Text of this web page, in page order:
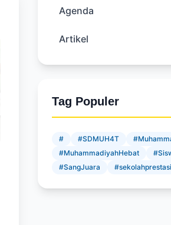
Agenda
Artikel
Tag Populer
# #SDMUH4T
#MuhammadiyahHebat
#SangJuara
#sekolahprestasi